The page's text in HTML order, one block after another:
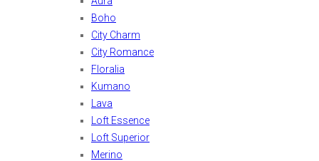
Boho
City Charm
City Romance
Floralia
Kumano
Lava
Loft Essence
Loft Superior
Merino